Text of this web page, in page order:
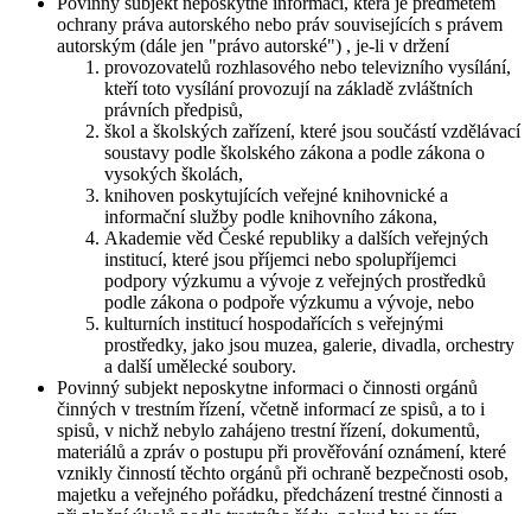
ochrany práva autorského nebo práv souvisejících s právem
autorským (dále jen "právo autorské") , je-li v držení
provozovatelů rozhlasového nebo televizního vysílání,
kteří toto vysílání provozují na základě zvláštních
právních předpisů,
škol a školských zařízení, které jsou součástí vzdělávací
soustavy podle školského zákona a podle zákona o
vysokých školách,
knihoven poskytujících veřejné knihovnické a
informační služby podle knihovního zákona,
Akademie věd České republiky a dalších veřejných
institucí, které jsou příjemci nebo spolupříjemci
podpory výzkumu a vývoje z veřejných prostředků
podle zákona o podpoře výzkumu a vývoje, nebo
kulturních institucí hospodařících s veřejnými
prostředky, jako jsou muzea, galerie, divadla, orchestry
a další umělecké soubory.
Povinný subjekt neposkytne informaci o činnosti orgánů
činných v trestním řízení, včetně informací ze spisů, a to i
spisů, v nichž nebylo zahájeno trestní řízení, dokumentů,
materiálů a zpráv o postupu při prověřování oznámení, které
vznikly činností těchto orgánů při ochraně bezpečnosti osob,
majetku a veřejného pořádku, předcházení trestné činnosti a